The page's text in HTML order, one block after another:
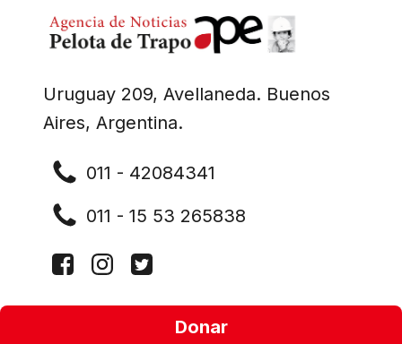
Donar
Uruguay 209, Avellaneda. Buenos
Aires, Argentina.
011 - 42084341
011 - 15 53 265838